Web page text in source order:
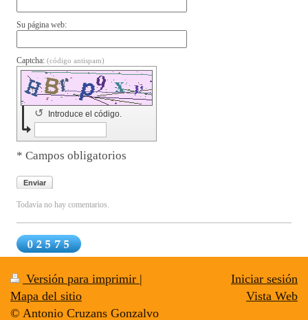
Su página web:
Captcha: (código antispam)
Introduce el código.
↺
* Campos obligatorios
Enviar
Todavía no hay comentarios.
Versión para imprimir |
Mapa del sitio
© Antonio Cruzans Gonzalvo
Iniciar sesión
Vista Web